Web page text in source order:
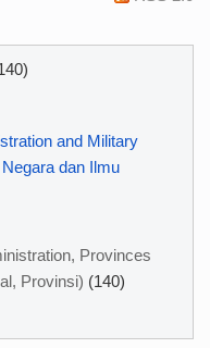
and Military
dan Ilmu
Provinces
Provinsi) (140)